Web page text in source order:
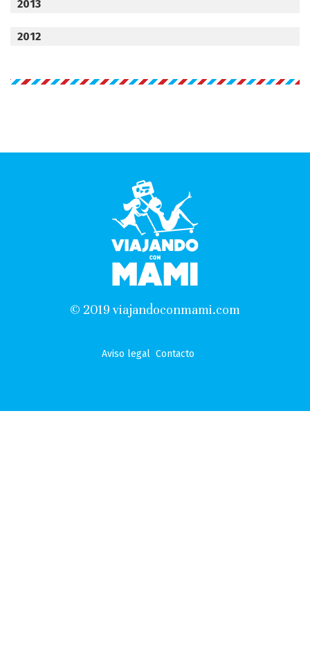
2013
2012
© 2019 viajandoconmami.com
Aviso legal Contacto